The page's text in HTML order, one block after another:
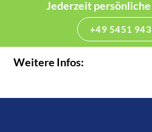
Jederzeit
+49 5451
Weitere Infos: